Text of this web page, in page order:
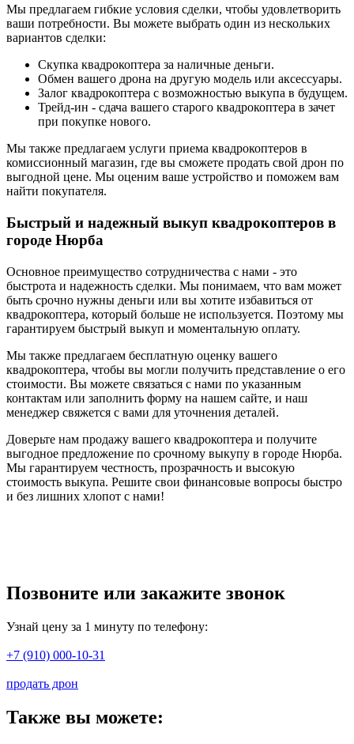
Мы предлагаем гибкие условия сделки, чтобы удовлетворить
ваши потребности. Вы можете выбрать один из нескольких
вариантов сделки:
Скупка квадрокоптера за наличные деньги.
Обмен вашего дрона на другую модель или аксессуары.
Залог квадрокоптера с возможностью выкупа в будущем.
Трейд-ин - сдача вашего старого квадрокоптера в зачет
при покупке нового.
Мы также предлагаем услуги приема квадрокоптеров в
комиссионный магазин, где вы сможете продать свой дрон по
выгодной цене. Мы оценим ваше устройство и поможем вам
найти покупателя.
Быстрый и надежный выкуп квадрокоптеров в
городе Нюрба
Основное преимущество сотрудничества с нами - это
быстрота и надежность сделки. Мы понимаем, что вам может
быть срочно нужны деньги или вы хотите избавиться от
квадрокоптера, который больше не используется. Поэтому мы
гарантируем быстрый выкуп и моментальную оплату.
Мы также предлагаем бесплатную оценку вашего
квадрокоптера, чтобы вы могли получить представление о его
стоимости. Вы можете связаться с нами по указанным
контактам или заполнить форму на нашем сайте, и наш
менеджер свяжется с вами для уточнения деталей.
Доверьте нам продажу вашего квадрокоптера и получите
выгодное предложение по срочному выкупу в городе Нюрба.
Мы гарантируем честность, прозрачность и высокую
стоимость выкупа. Решите свои финансовые вопросы быстро
и без лишних хлопот с нами!
Позвоните или закажите звонок
Узнай цену за 1 минуту по телефону:
+7 (910) 000-10-31
продать дрон
Также вы можете: